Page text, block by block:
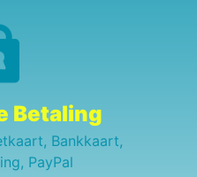
Betaling
Bankkaart,
PayPal